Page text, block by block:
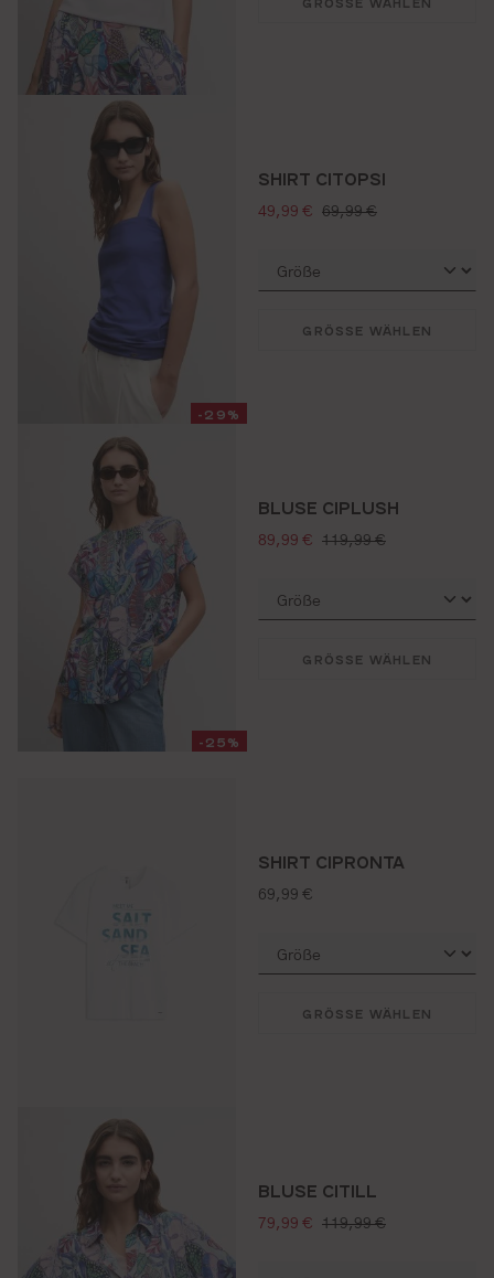
-29%
SHIRT CITOPSI
verkaufspreis:
49,99 € regulärer preis:
69,99 €
GRÖSSE WÄHLEN
-25%
BLUSE CIPLUSH
verkaufspreis:
89,99 € regulärer preis:
119,99 €
GRÖSSE WÄHLEN
SHIRT CIPRONTA
regulärer preis:
69,99 €
GRÖSSE WÄHLEN
BLUSE CITILL
verkaufspreis:
79,99 € regulärer preis:
119,99 €